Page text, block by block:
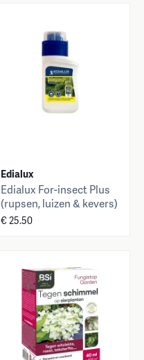
Edialux
Edialux For-insect Plus
(rupsen, luizen & kevers)
200 ml
€ 25.50